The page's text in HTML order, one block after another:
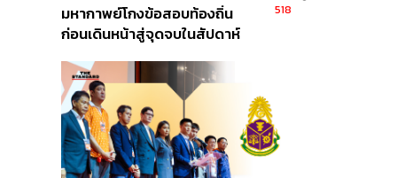
มหากาพย์โกงข้อสอบท้องถิ่น
ก่อนเดินหน้าสู่จุดจบในสัปดาห์
518